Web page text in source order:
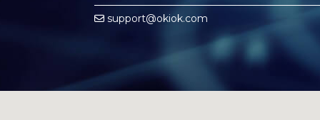
support@okiok.com